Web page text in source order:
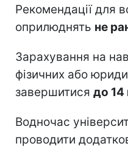
Рекомендації для
оприлюднять не
Зарахування на
фізичних або
завершитися до 14
Водночас
проводити